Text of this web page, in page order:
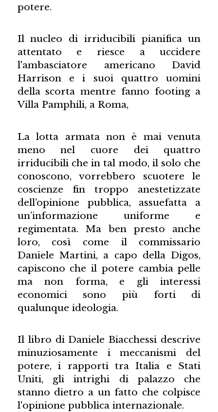
potere.
Il nucleo di irriducibili pianifica un
attentato e riesce a uccidere
l'ambasciatore americano David
Harrison e i suoi quattro uomini
della scorta mentre fanno footing a
Villa Pamphili, a Roma,
La lotta armata non è mai venuta
meno nel cuore dei quattro
irriducibili che in tal modo, il solo che
conoscono, vorrebbero scuotere le
coscienze fin troppo anestetizzate
dell’opinione pubblica, assuefatta a
un’informazione uniforme e
regimentata. Ma ben presto anche
loro, così come il commissario
Daniele Martini, a capo della Digos,
capiscono che il potere cambia pelle
ma non forma, e gli interessi
economici sono più forti di
qualunque ideologia.
Il libro di Daniele Biacchessi descrive
minuziosamente i meccanismi del
potere, i rapporti tra Italia e Stati
Uniti, gli intrighi di palazzo che
stanno dietro a un fatto che colpisce
l'opinione pubblica internazionale.